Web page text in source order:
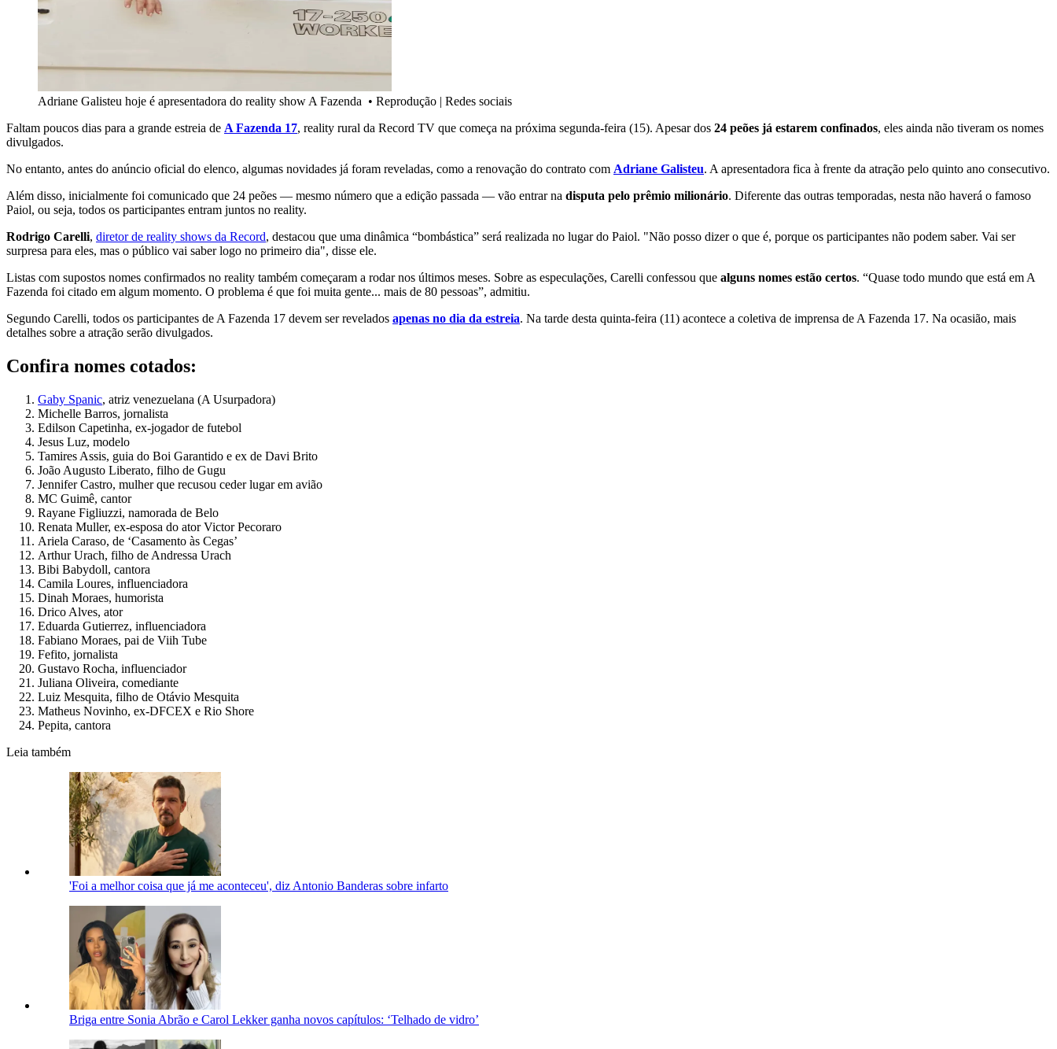
Adriane Galisteu hoje é apresentadora do reality show A Fazenda • Reprodução | Redes sociais
Faltam poucos dias para a grande estreia de A Fazenda 17, reality rural da Record TV que começa na próxima segunda-feira (15). Apesar dos 24 peões já estarem confinados, eles ainda não tiveram os nomes
divulgados.
No entanto, antes do anúncio oficial do elenco, algumas novidades já foram reveladas, como a renovação do contrato com Adriane Galisteu. A apresentadora fica à frente da atração pelo quinto ano consecutivo.
Além disso, inicialmente foi comunicado que 24 peões — mesmo número que a edição passada — vão entrar na disputa pelo prêmio milionário. Diferente das outras temporadas, nesta não haverá o famoso
Paiol, ou seja, todos os participantes entram juntos no reality.
Rodrigo Carelli, diretor de reality shows da Record, destacou que uma dinâmica “bombástica” será realizada no lugar do Paiol. "Não posso dizer o que é, porque os participantes não podem saber. Vai ser
surpresa para eles, mas o público vai saber logo no primeiro dia", disse ele.
Listas com supostos nomes confirmados no reality também começaram a rodar nos últimos meses. Sobre as especulações, Carelli confessou que alguns nomes estão certos. “Quase todo mundo que está em A
Fazenda foi citado em algum momento. O problema é que foi muita gente... mais de 80 pessoas”, admitiu.
Segundo Carelli, todos os participantes de A Fazenda 17 devem ser revelados apenas no dia da estreia. Na tarde desta quinta-feira (11) acontece a coletiva de imprensa de A Fazenda 17. Na ocasião, mais
detalhes sobre a atração serão divulgados.
Confira nomes cotados:
Gaby Spanic, atriz venezuelana (A Usurpadora)
Michelle Barros, jornalista
Edilson Capetinha, ex-jogador de futebol
Jesus Luz, modelo
Tamires Assis, guia do Boi Garantido e ex de Davi Brito
João Augusto Liberato, filho de Gugu
Jennifer Castro, mulher que recusou ceder lugar em avião
MC Guimê, cantor
Rayane Figliuzzi, namorada de Belo
Renata Muller, ex-esposa do ator Victor Pecoraro
Ariela Caraso, de ‘Casamento às Cegas’
Arthur Urach, filho de Andressa Urach
Bibi Babydoll, cantora
Camila Loures, influenciadora
Dinah Moraes, humorista
Drico Alves, ator
Eduarda Gutierrez, influenciadora
Fabiano Moraes, pai de Viih Tube
Fefito, jornalista
Gustavo Rocha, influenciador
Juliana Oliveira, comediante
Luiz Mesquita, filho de Otávio Mesquita
Matheus Novinho, ex-DFCEX e Rio Shore
Pepita, cantora
Leia também
'Foi a melhor coisa que já me aconteceu', diz Antonio Banderas sobre infarto
Briga entre Sonia Abrão e Carol Lekker ganha novos capítulos: ‘Telhado de vidro’